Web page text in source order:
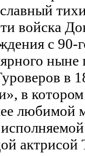
войска
с 90-
ныне
в
в
любимой
актрисой